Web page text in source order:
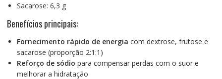
Sacarose: 6,3 g
Benefícios principais:
Fornecimento rápido de energia com dextrose, frutose e
sacarose (proporção 2:1:1)
Reforço de sódio para compensar perdas com o suor e
melhorar a hidratação